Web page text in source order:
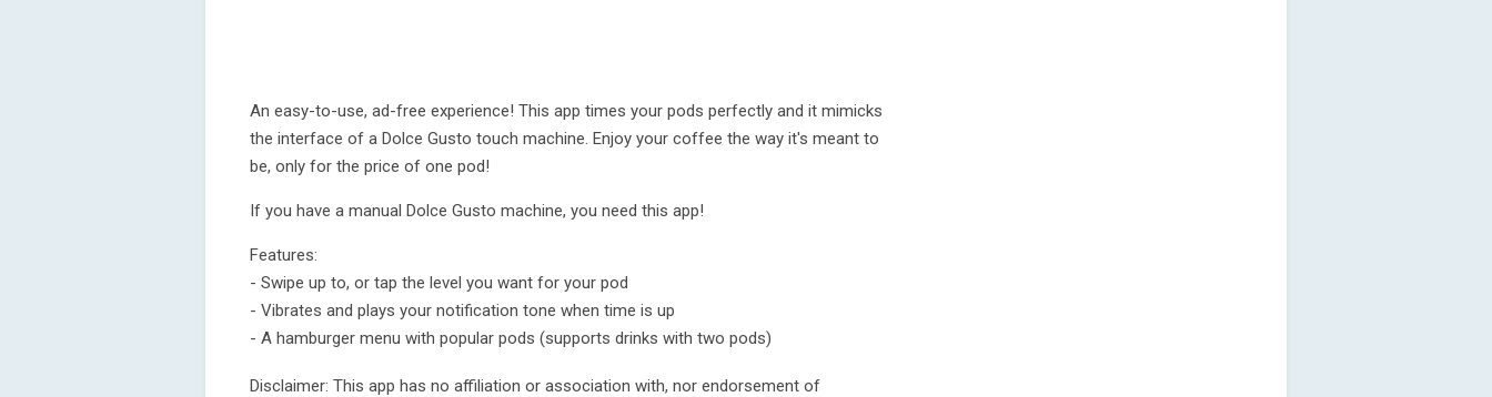
An easy-to-use, ad-free experience! This app times your pods perfectly and it mimicks
the interface of a Dolce Gusto touch machine. Enjoy your coffee the way it's meant to
be, only for the price of one pod!
If you have a manual Dolce Gusto machine, you need this app!
Features:
- Swipe up to, or tap the level you want for your pod
- Vibrates and plays your notification tone when time is up
- A hamburger menu with popular pods (supports drinks with two pods)
Disclaimer: This app has no affiliation or association with, nor endorsement of